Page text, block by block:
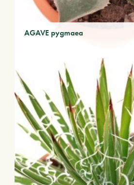
AGAVE pygmaea